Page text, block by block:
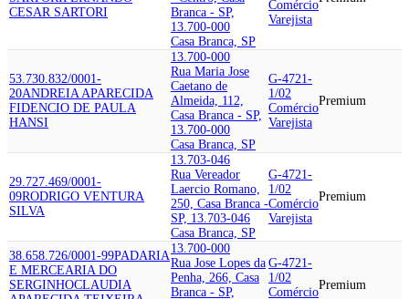
CESAR SARTORI
Branca - SP,
13.700-000
Casa Branca, SP
Comércio
Varejista
53.730.832/0001-
20ANDREIA APARECIDA
FIDENCIO DE PAULA
HANSI
13.700-000
Rua Maria Jose
Caetano de
Almeida, 112,
Casa Branca - SP,
13.700-000
Casa Branca, SP
G-4721-
1/02
Comércio
Varejista
Premium
29.727.469/0001-
09RODRIGO VENTURA
SILVA
13.703-046
Rua Vereador
Laercio Romano,
250, Casa Branca -
SP, 13.703-046
Casa Branca, SP
G-4721-
1/02
Comércio
Varejista
Premium
38.658.726/0001-99PADARIA
E MERCEARIA DO
SERGINHOCLAUDIA
13.700-000
Rua Jose Lopes da
Penha, 266, Casa
Branca - SP,
G-4721-
1/02
Comércio
Premium